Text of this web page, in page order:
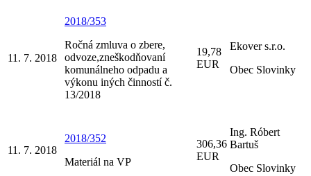
11. 7. 2018
2018/353
Ročná zmluva o zbere,
odvoze,zneškodňovaní
komunálneho odpadu a
výkonu iných činností č.
13/2018
19,78
EUR
Ekover s.r.o.
Obec Slovinky
11. 7. 2018
2018/352
Materiál na VP
306,36
EUR
Ing. Róbert
Bartuš
Obec Slovinky